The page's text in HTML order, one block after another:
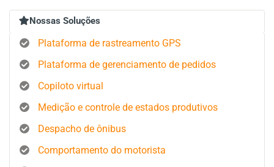
Nossas Soluções
Plataforma de rastreamento GPS
Plataforma de gerenciamento de pedidos
Copiloto virtual
Medição e controle de estados produtivos
Despacho de ônibus
Comportamento do motorista